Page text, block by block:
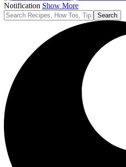
Notification Show More